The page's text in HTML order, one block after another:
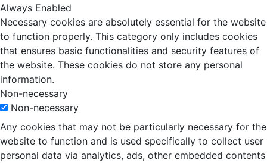
Always Enabled
Necessary cookies are absolutely essential for the website
to function properly. This category only includes cookies
that ensures basic functionalities and security features of
the website. These cookies do not store any personal
information.
Non-necessary
Non-necessary
Any cookies that may not be particularly necessary for the
website to function and is used specifically to collect user
personal data via analytics, ads, other embedded contents